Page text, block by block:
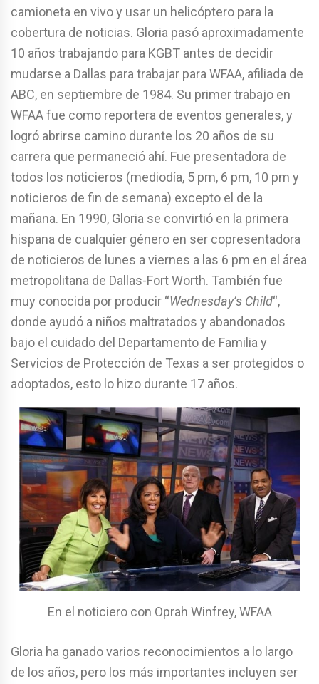
camioneta en vivo y usar un helicóptero para la
cobertura de noticias. Gloria pasó aproximadamente
10 años trabajando para KGBT antes de decidir
mudarse a Dallas para trabajar para WFAA, afiliada de
ABC, en septiembre de 1984. Su primer trabajo en
WFAA fue como reportera de eventos generales, y
logró abrirse camino durante los 20 años de su
carrera que permaneció ahí. Fue presentadora de
todos los noticieros (mediodía, 5 pm, 6 pm, 10 pm y
noticieros de fin de semana) excepto el de la
mañana. En 1990, Gloria se convirtió en la primera
hispana de cualquier género en ser copresentadora
de noticieros de lunes a viernes a las 6 pm en el área
metropolitana de Dallas-Fort Worth. También fue
muy conocida por producir “Wednesday’s Child“,
donde ayudó a niños maltratados y abandonados
bajo el cuidado del Departamento de Familia y
Servicios de Protección de Texas a ser protegidos o
adoptados, esto lo hizo durante 17 años.
En el noticiero con Oprah Winfrey, WFAA
Gloria ha ganado varios reconocimientos a lo largo
de los años, pero los más importantes incluyen ser